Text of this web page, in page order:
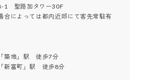
1　聖路加タワー30F
によっては都内近郊にて客先常駐有
築地」駅　徒歩7分
新富町」駅　徒歩8分